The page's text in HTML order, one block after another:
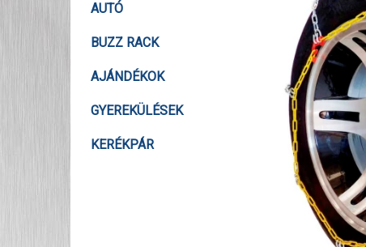
AUTÓ
BUZZ RACK
AJÁNDÉKOK
GYEREKÜLÉSEK
KERÉKPÁR